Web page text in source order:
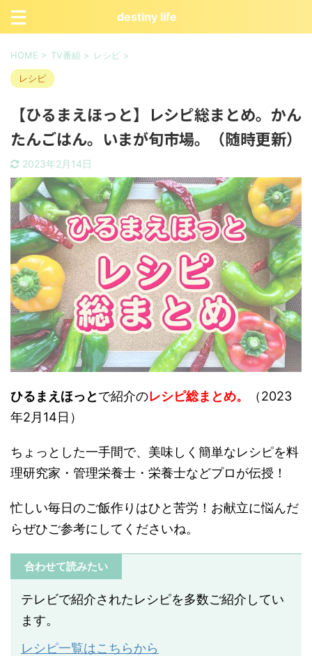
destiny life
HOME > TV番組 > レシピ >
レシピ
【ひるまえほっと】レシピ総まとめ。かん
たんごはん。いまが旬市場。（随時更新）
2023年2月14日
ひるまえほっとで紹介のレシピ総まとめ。
（2023
年2月14日）
ちょっとした一手間で、美味しく簡単なレシピを料
理研究家・管理栄養士・栄養士などプロが伝授！
忙しい毎日のご飯作りはひと苦労！お献立に悩んだ
らぜひご参考にしてくださいね。
合わせて読みたい
テレビで紹介されたレシピを多数ご紹介してい
ます。
レシピ一覧はこちらから